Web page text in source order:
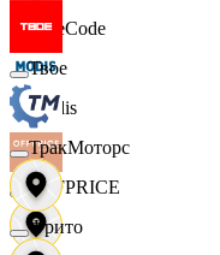
FaceCode
Modis
OFFPRICE
Твое
ТракМоторс
Фрито